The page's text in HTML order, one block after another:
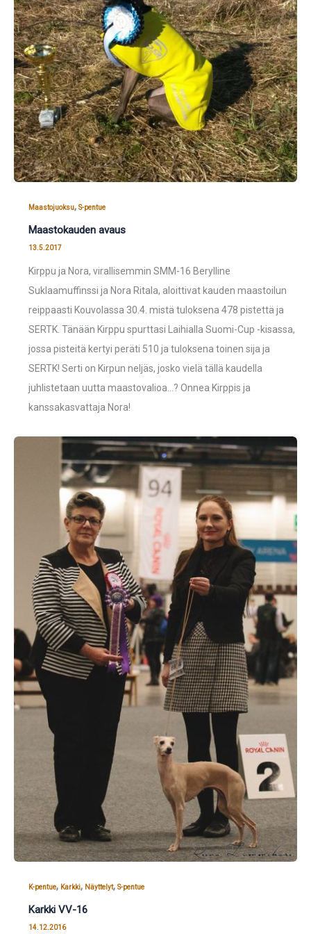
Maastojuoksu, S-pentue
Maastokauden avaus
13.5.2017
Kirppu ja Nora, virallisemmin SMM-16 Berylline
Suklaamuffinssi ja Nora Ritala, aloittivat kauden maastoilun
reippaasti Kouvolassa 30.4. mistä tuloksena 478 pistettä ja
SERTK. Tänään Kirppu spurttasi Laihialla Suomi-Cup -kisassa,
jossa pisteitä kertyi peräti 510 ja tuloksena toinen sija ja
SERTK! Serti on Kirpun neljäs, josko vielä tällä kaudella
juhlistetaan uutta maastovalioa…? Onnea Kirppis ja
kanssakasvattaja Nora!
K-pentue, Karkki, Näyttelyt, S-pentue
Karkki VV-16
14.12.2016